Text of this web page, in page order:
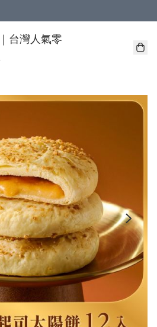
！（適用於 本地送貨、本地取貨 )
台灣人氣零